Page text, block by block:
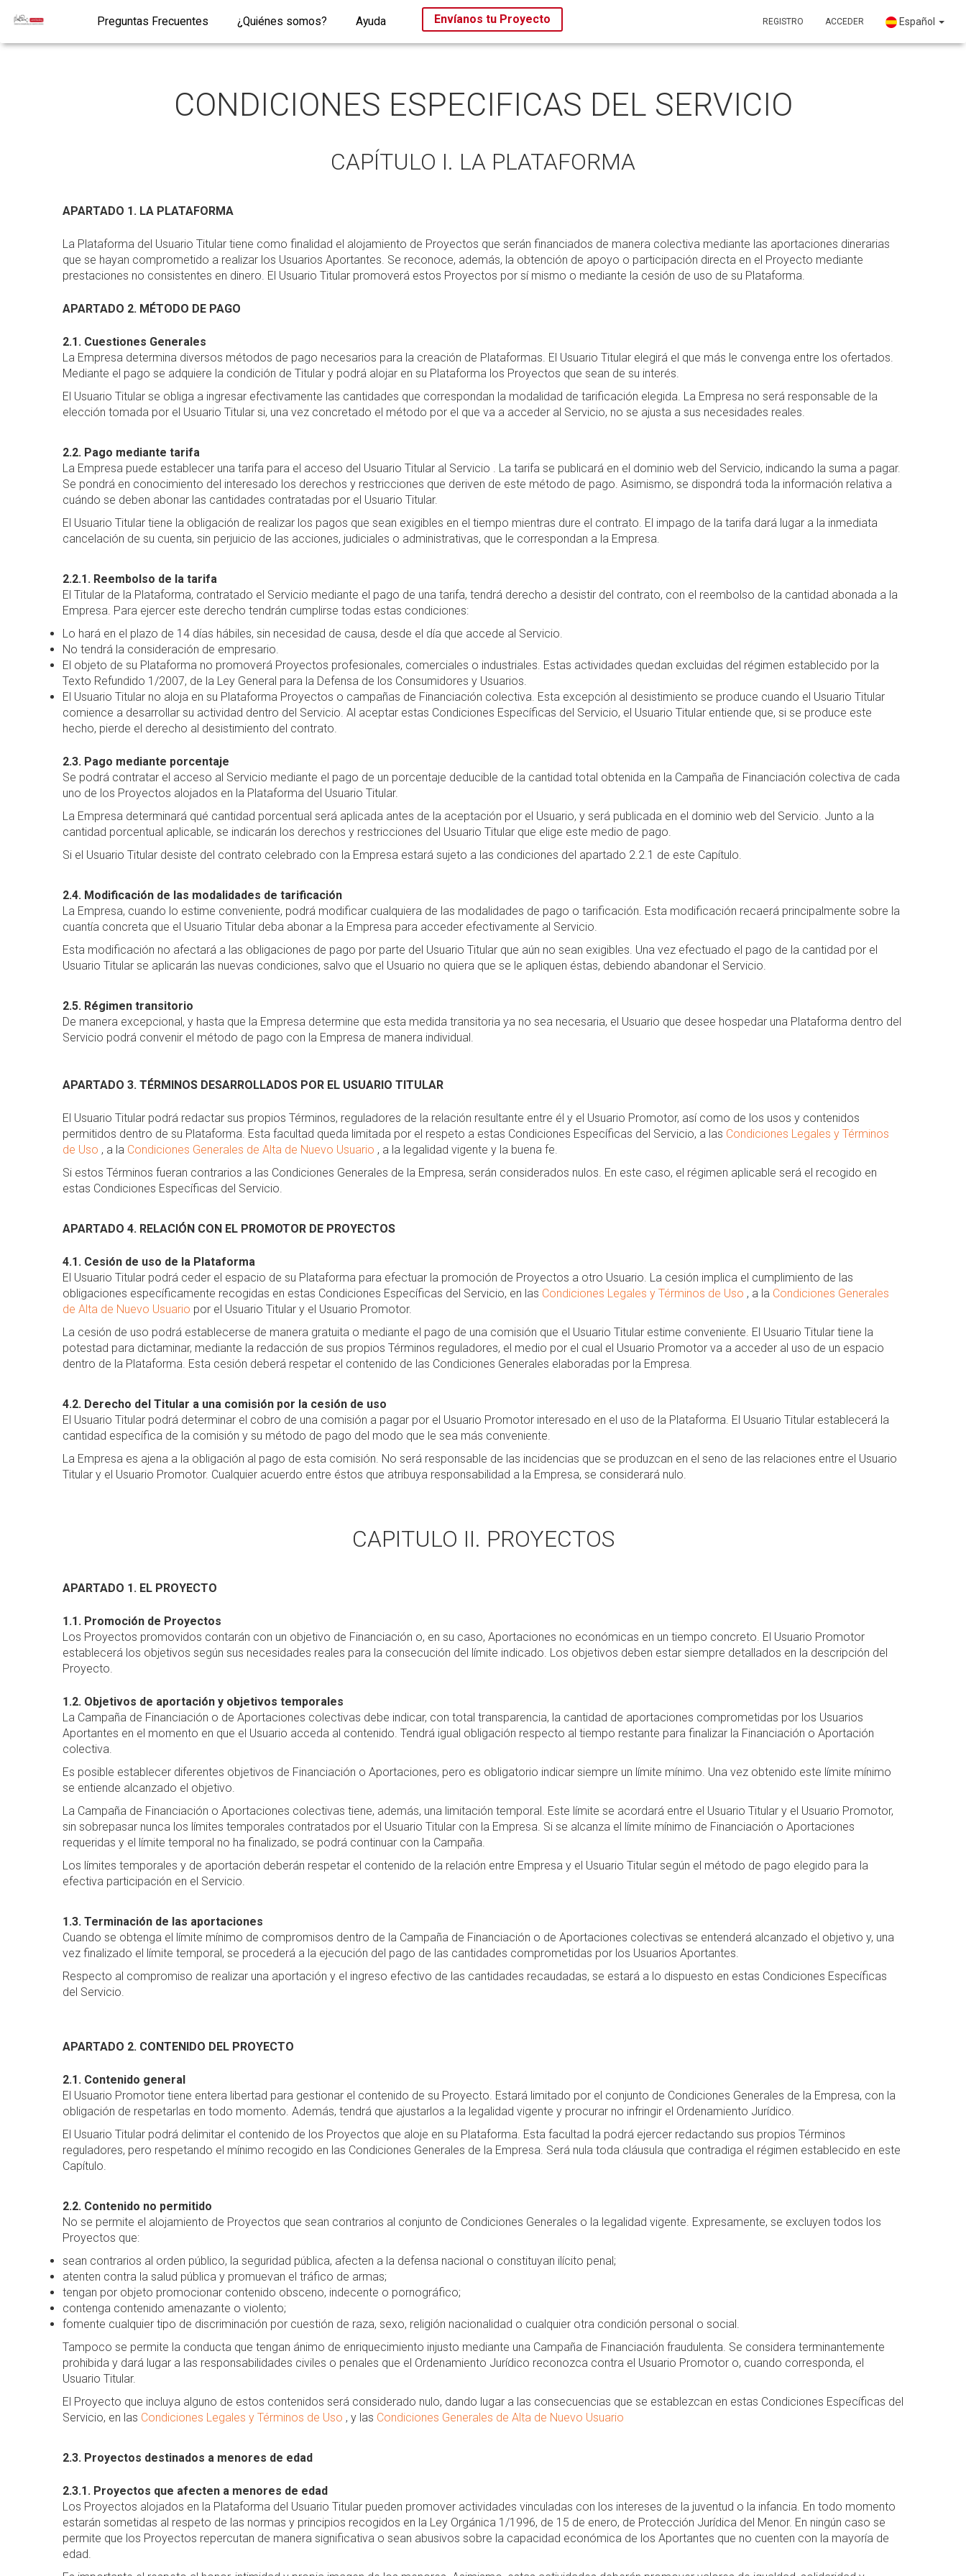
Preguntas Frecuentes ¿Quiénes somos? Ayuda Envíanos tu Proyecto REGISTRO ACCEDER Español
CONDICIONES ESPECIFICAS DEL SERVICIO
CAPÍTULO I. LA PLATAFORMA
APARTADO 1. LA PLATAFORMA
La Plataforma del Usuario Titular tiene como finalidad el alojamiento de Proyectos que serán financiados de manera colectiva mediante las aportaciones dinerarias
que se hayan comprometido a realizar los Usuarios Aportantes. Se reconoce, además, la obtención de apoyo o participación directa en el Proyecto mediante
prestaciones no consistentes en dinero. El Usuario Titular promoverá estos Proyectos por sí mismo o mediante la cesión de uso de su Plataforma.
APARTADO 2. MÉTODO DE PAGO
2.1. Cuestiones Generales
La Empresa determina diversos métodos de pago necesarios para la creación de Plataformas. El Usuario Titular elegirá el que más le convenga entre los ofertados.
Mediante el pago se adquiere la condición de Titular y podrá alojar en su Plataforma los Proyectos que sean de su interés.
El Usuario Titular se obliga a ingresar efectivamente las cantidades que correspondan la modalidad de tarificación elegida. La Empresa no será responsable de la
elección tomada por el Usuario Titular si, una vez concretado el método por el que va a acceder al Servicio, no se ajusta a sus necesidades reales.
2.2. Pago mediante tarifa
La Empresa puede establecer una tarifa para el acceso del Usuario Titular al Servicio . La tarifa se publicará en el dominio web del Servicio, indicando la suma a pagar.
Se pondrá en conocimiento del interesado los derechos y restricciones que deriven de este método de pago. Asimismo, se dispondrá toda la información relativa a
cuándo se deben abonar las cantidades contratadas por el Usuario Titular.
El Usuario Titular tiene la obligación de realizar los pagos que sean exigibles en el tiempo mientras dure el contrato. El impago de la tarifa dará lugar a la inmediata
cancelación de su cuenta, sin perjuicio de las acciones, judiciales o administrativas, que le correspondan a la Empresa.
2.2.1. Reembolso de la tarifa
El Titular de la Plataforma, contratado el Servicio mediante el pago de una tarifa, tendrá derecho a desistir del contrato, con el reembolso de la cantidad abonada a la
Empresa. Para ejercer este derecho tendrán cumplirse todas estas condiciones:
Lo hará en el plazo de 14 días hábiles, sin necesidad de causa, desde el día que accede al Servicio.
No tendrá la consideración de empresario.
El objeto de su Plataforma no promoverá Proyectos profesionales, comerciales o industriales. Estas actividades quedan excluidas del régimen establecido por la
Texto Refundido 1/2007, de la Ley General para la Defensa de los Consumidores y Usuarios.
El Usuario Titular no aloja en su Plataforma Proyectos o campañas de Financiación colectiva. Esta excepción al desistimiento se produce cuando el Usuario Titular
comience a desarrollar su actividad dentro del Servicio. Al aceptar estas Condiciones Específicas del Servicio, el Usuario Titular entiende que, si se produce este
hecho, pierde el derecho al desistimiento del contrato.
2.3. Pago mediante porcentaje
Se podrá contratar el acceso al Servicio mediante el pago de un porcentaje deducible de la cantidad total obtenida en la Campaña de Financiación colectiva de cada
uno de los Proyectos alojados en la Plataforma del Usuario Titular.
La Empresa determinará qué cantidad porcentual será aplicada antes de la aceptación por el Usuario, y será publicada en el dominio web del Servicio. Junto a la
cantidad porcentual aplicable, se indicarán los derechos y restricciones del Usuario Titular que elige este medio de pago.
Si el Usuario Titular desiste del contrato celebrado con la Empresa estará sujeto a las condiciones del apartado 2.2.1 de este Capítulo.
2.4. Modificación de las modalidades de tarificación
La Empresa, cuando lo estime conveniente, podrá modificar cualquiera de las modalidades de pago o tarificación. Esta modificación recaerá principalmente sobre la
cuantía concreta que el Usuario Titular deba abonar a la Empresa para acceder efectivamente al Servicio.
Esta modificación no afectará a las obligaciones de pago por parte del Usuario Titular que aún no sean exigibles. Una vez efectuado el pago de la cantidad por el
Usuario Titular se aplicarán las nuevas condiciones, salvo que el Usuario no quiera que se le apliquen éstas, debiendo abandonar el Servicio.
2.5. Régimen transitorio
De manera excepcional, y hasta que la Empresa determine que esta medida transitoria ya no sea necesaria, el Usuario que desee hospedar una Plataforma dentro del
Servicio podrá convenir el método de pago con la Empresa de manera individual.
APARTADO 3. TÉRMINOS DESARROLLADOS POR EL USUARIO TITULAR
El Usuario Titular podrá redactar sus propios Términos, reguladores de la relación resultante entre él y el Usuario Promotor, así como de los usos y contenidos
permitidos dentro de su Plataforma. Esta facultad queda limitada por el respeto a estas Condiciones Específicas del Servicio, a las Condiciones Legales y Términos
de Uso , a la Condiciones Generales de Alta de Nuevo Usuario , a la legalidad vigente y la buena fe.
Si estos Términos fueran contrarios a las Condiciones Generales de la Empresa, serán considerados nulos. En este caso, el régimen aplicable será el recogido en
estas Condiciones Específicas del Servicio.
APARTADO 4. RELACIÓN CON EL PROMOTOR DE PROYECTOS
4.1. Cesión de uso de la Plataforma
El Usuario Titular podrá ceder el espacio de su Plataforma para efectuar la promoción de Proyectos a otro Usuario. La cesión implica el cumplimiento de las
obligaciones específicamente recogidas en estas Condiciones Específicas del Servicio, en las Condiciones Legales y Términos de Uso , a la Condiciones Generales
de Alta de Nuevo Usuario por el Usuario Titular y el Usuario Promotor.
La cesión de uso podrá establecerse de manera gratuita o mediante el pago de una comisión que el Usuario Titular estime conveniente. El Usuario Titular tiene la
potestad para dictaminar, mediante la redacción de sus propios Términos reguladores, el medio por el cual el Usuario Promotor va a acceder al uso de un espacio
dentro de la Plataforma. Esta cesión deberá respetar el contenido de las Condiciones Generales elaboradas por la Empresa.
4.2. Derecho del Titular a una comisión por la cesión de uso
El Usuario Titular podrá determinar el cobro de una comisión a pagar por el Usuario Promotor interesado en el uso de la Plataforma. El Usuario Titular establecerá la
cantidad específica de la comisión y su método de pago del modo que le sea más conveniente.
La Empresa es ajena a la obligación al pago de esta comisión. No será responsable de las incidencias que se produzcan en el seno de las relaciones entre el Usuario
Titular y el Usuario Promotor. Cualquier acuerdo entre éstos que atribuya responsabilidad a la Empresa, se considerará nulo.
CAPITULO II. PROYECTOS
APARTADO 1. EL PROYECTO
1.1. Promoción de Proyectos
Los Proyectos promovidos contarán con un objetivo de Financiación o, en su caso, Aportaciones no económicas en un tiempo concreto. El Usuario Promotor
establecerá los objetivos según sus necesidades reales para la consecución del límite indicado. Los objetivos deben estar siempre detallados en la descripción del
Proyecto.
1.2. Objetivos de aportación y objetivos temporales
La Campaña de Financiación o de Aportaciones colectivas debe indicar, con total transparencia, la cantidad de aportaciones comprometidas por los Usuarios
Aportantes en el momento en que el Usuario acceda al contenido. Tendrá igual obligación respecto al tiempo restante para finalizar la Financiación o Aportación
colectiva.
Es posible establecer diferentes objetivos de Financiación o Aportaciones, pero es obligatorio indicar siempre un límite mínimo. Una vez obtenido este límite mínimo
se entiende alcanzado el objetivo.
La Campaña de Financiación o Aportaciones colectivas tiene, además, una limitación temporal. Este límite se acordará entre el Usuario Titular y el Usuario Promotor,
sin sobrepasar nunca los límites temporales contratados por el Usuario Titular con la Empresa. Si se alcanza el límite mínimo de Financiación o Aportaciones
requeridas y el límite temporal no ha finalizado, se podrá continuar con la Campaña.
Los límites temporales y de aportación deberán respetar el contenido de la relación entre Empresa y el Usuario Titular según el método de pago elegido para la
efectiva participación en el Servicio.
1.3. Terminación de las aportaciones
Cuando se obtenga el límite mínimo de compromisos dentro de la Campaña de Financiación o de Aportaciones colectivas se entenderá alcanzado el objetivo y, una
vez finalizado el límite temporal, se procederá a la ejecución del pago de las cantidades comprometidas por los Usuarios Aportantes.
Respecto al compromiso de realizar una aportación y el ingreso efectivo de las cantidades recaudadas, se estará a lo dispuesto en estas Condiciones Específicas
del Servicio.
APARTADO 2. CONTENIDO DEL PROYECTO
2.1. Contenido general
El Usuario Promotor tiene entera libertad para gestionar el contenido de su Proyecto. Estará limitado por el conjunto de Condiciones Generales de la Empresa, con la
obligación de respetarlas en todo momento. Además, tendrá que ajustarlos a la legalidad vigente y procurar no infringir el Ordenamiento Jurídico.
El Usuario Titular podrá delimitar el contenido de los Proyectos que aloje en su Plataforma. Esta facultad la podrá ejercer redactando sus propios Términos
reguladores, pero respetando el mínimo recogido en las Condiciones Generales de la Empresa. Será nula toda cláusula que contradiga el régimen establecido en este
Capítulo.
2.2. Contenido no permitido
No se permite el alojamiento de Proyectos que sean contrarios al conjunto de Condiciones Generales o la legalidad vigente. Expresamente, se excluyen todos los
Proyectos que:
sean contrarios al orden público, la seguridad pública, afecten a la defensa nacional o constituyan ilícito penal;
atenten contra la salud pública y promuevan el tráfico de armas;
tengan por objeto promocionar contenido obsceno, indecente o pornográfico;
contenga contenido amenazante o violento;
fomente cualquier tipo de discriminación por cuestión de raza, sexo, religión nacionalidad o cualquier otra condición personal o social.
Tampoco se permite la conducta que tengan ánimo de enriquecimiento injusto mediante una Campaña de Financiación fraudulenta. Se considera terminantemente
prohibida y dará lugar a las responsabilidades civiles o penales que el Ordenamiento Jurídico reconozca contra el Usuario Promotor o, cuando corresponda, el
Usuario Titular.
El Proyecto que incluya alguno de estos contenidos será considerado nulo, dando lugar a las consecuencias que se establezcan en estas Condiciones Específicas del
Servicio, en las Condiciones Legales y Términos de Uso , y las Condiciones Generales de Alta de Nuevo Usuario
2.3. Proyectos destinados a menores de edad
2.3.1. Proyectos que afecten a menores de edad
Los Proyectos alojados en la Plataforma del Usuario Titular pueden promover actividades vinculadas con los intereses de la juventud o la infancia. En todo momento
estarán sometidas al respeto de las normas y principios recogidos en la Ley Orgánica 1/1996, de 15 de enero, de Protección Jurídica del Menor. En ningún caso se
permite que los Proyectos repercutan de manera significativa o sean abusivos sobre la capacidad económica de los Aportantes que no cuenten con la mayoría de
edad.